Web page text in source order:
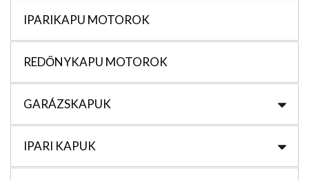
IPARIKAPU MOTOROK
REDŐNYKAPU MOTOROK
GARÁZSKAPUK
IPARI KAPUK